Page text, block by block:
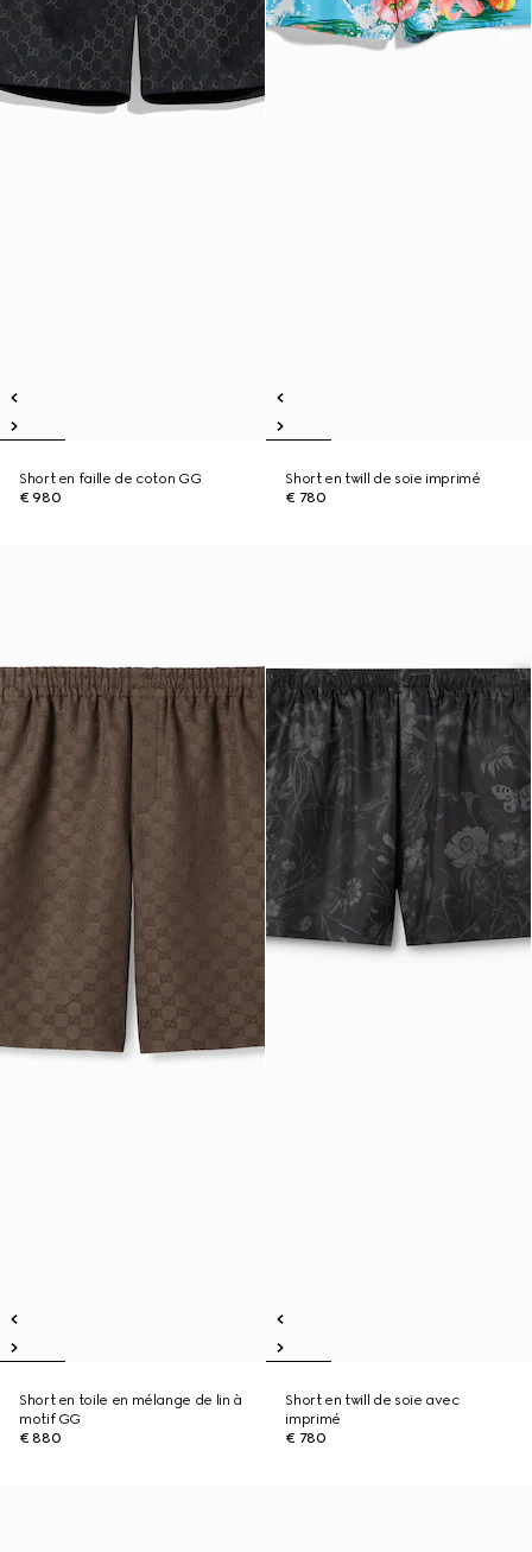
Short en faille de coton GG
€ 980
Short en twill de soie imprimé
€ 780
Short en toile en mélange de lin à
motif GG
€ 880
Short en twill de soie avec
imprimé
€ 780